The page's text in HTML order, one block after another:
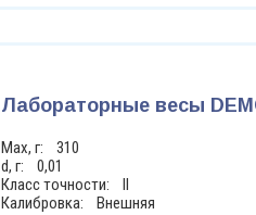
Лабораторные весы
Max, г: 310
d, г: 0,01
Класс точности: II
Калибровка: Внешняя